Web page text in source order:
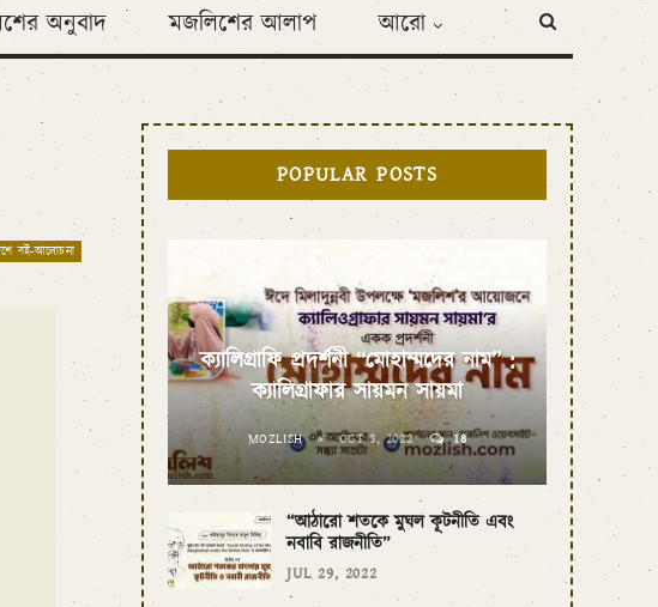
অনুবাদ মজলিশের আলাপ আরো
বই-আলোচনা
POPULAR POSTS
ক্যালিগ্রাফি প্রদর্শনী “মোহাম্মদের নাম” :
ক্যালিগ্রাফার সায়মন সায়মা
MOZLISH OCT 3, 2022 18
“আঠারো শতকে মুঘল কূটনীতি এবং
নবাবি রাজনীতি”
JUL 29, 2022